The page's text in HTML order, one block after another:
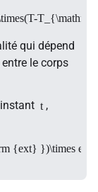
T_{\mathrm
qui dépend
le corps
t ,
{ext} })\times